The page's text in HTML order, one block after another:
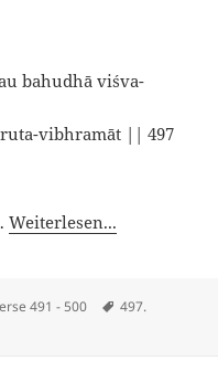
bahudhā viśva-
vibhramāt || 497
Weiterlesen...
491 - 500 Schlagwörter
497.
Viveka Chudamani – Vers 497